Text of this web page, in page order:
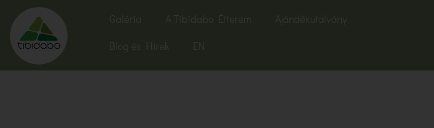
Galéria A Tibidabo Étterem
Ajándékutalvány
Blog és Hírek
EN